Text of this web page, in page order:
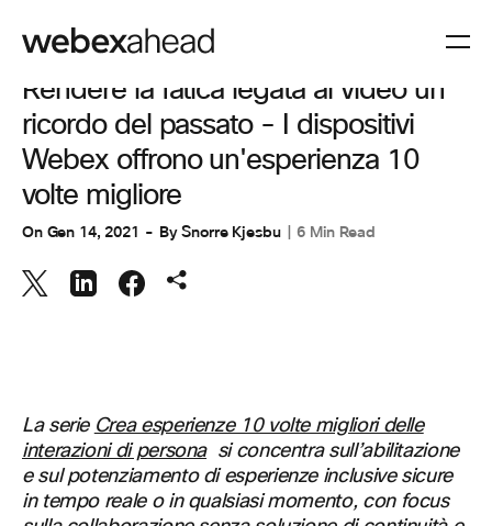
COLLABORAZIONE
Rendere la fatica legata ai video un
ricordo del passato - I dispositivi
Webex offrono un'esperienza 10
volte migliore
On Gen 14, 2021 BySnorre Kjesbu 6 Min Read
La serie Crea esperienze 10 volte migliori delle
interazioni di persona
si concentra sull’abilitazione
e sul potenziamento di esperienze inclusive sicure
in tempo reale o in qualsiasi momento, con focus